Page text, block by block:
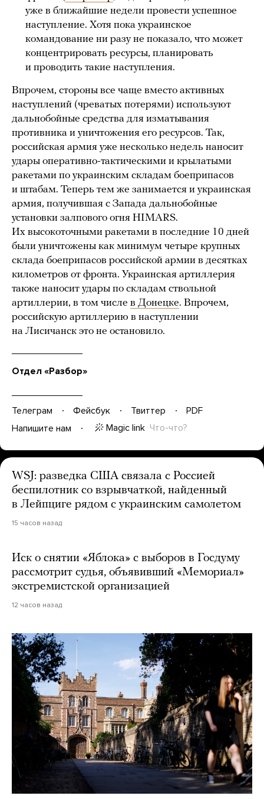
уже в ближайшие недели провести успешное
наступление. Хотя пока украинское
командование ни разу не показало, что может
концентрировать ресурсы, планировать
и проводить такие наступления.
Впрочем, стороны все чаще вместо активных
наступлений (чреватых потерями) используют
дальнобойные средства для изматывания
противника и уничтожения его ресурсов. Так,
российская армия уже несколько недель наносит
удары оперативно-тактическими и крылатыми
ракетами по украинским складам боеприпасов
и штабам. Теперь тем же занимается и украинская
армия, получившая с Запада дальнобойные
установки залпового огня HIMARS.
Их высокоточными ракетами в последние 10 дней
были уничтожены как минимум четыре крупных
склада боеприпасов российской армии в десятках
километров от фронта. Украинская артиллерия
также наносит удары по складам ствольной
артиллерии, в том числе в Донецке. Впрочем,
российскую артиллерию в наступлении
на Лисичанск это не остановило.
Отдел «Разбор»
Телеграм Фейсбук Твиттер
PDF
Напишите нам
Magic link Что-что?
WSJ: разведка США связала с Россией
беспилотник со взрывчаткой, найденный
в Лейпциге рядом с украинским самолетом
15 часов назад
Иск о снятии «Яблока» с выборов в Госдуму
рассмотрит судья, объявивший «Мемориал»
экстремистской организацией
12 часов назад